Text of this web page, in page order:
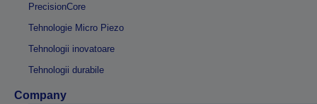
PrecisionCore
Tehnologie Micro Piezo
Tehnologii inovatoare
Tehnologii durabile
Company